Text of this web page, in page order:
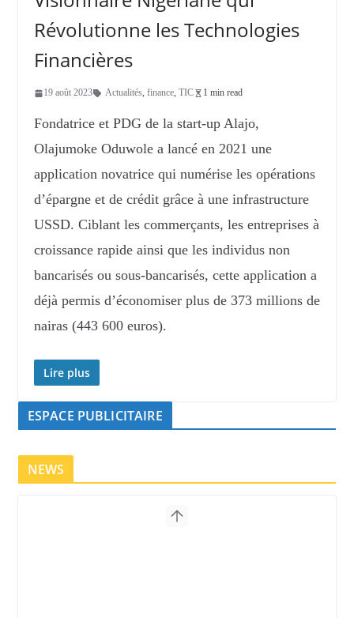
Révolutionne les Technologies
Financières
19 août 2023 Actualités, finance, TIC 1 min read
Fondatrice et PDG de la start-up Alajo,
Olajumoke Oduwole a lancé en 2021 une
application novatrice qui numérise les opérations
d’épargne et de crédit grâce à une infrastructure
USSD. Ciblant les commerçants, les entreprises à
croissance rapide ainsi que les individus non
bancarisés ou sous-bancarisés, cette application a
déjà permis d’économiser plus de 373 millions de
nairas (443 600 euros).
Lire plus
ESPACE PUBLICITAIRE
NEWS